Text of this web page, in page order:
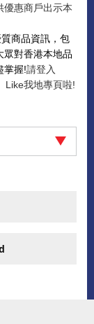
優惠商戶出示本
商品資訊，包
眾對香港本地品
掌握!請登入
Like我地專頁啦!